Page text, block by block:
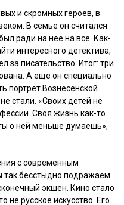
и скромных героев, в
В семье он считался
ради на нее на все. Как-
интересного детектива,
за писательство. Итог: три
А еще он специально
портрет Вознесенской.
стали. «Своих детей не
Своя жизнь как-то
о ней меньше думаешь»,
с современным
так бесстыдно подражаем
экшен. Кино стало
не русское искусство. Его